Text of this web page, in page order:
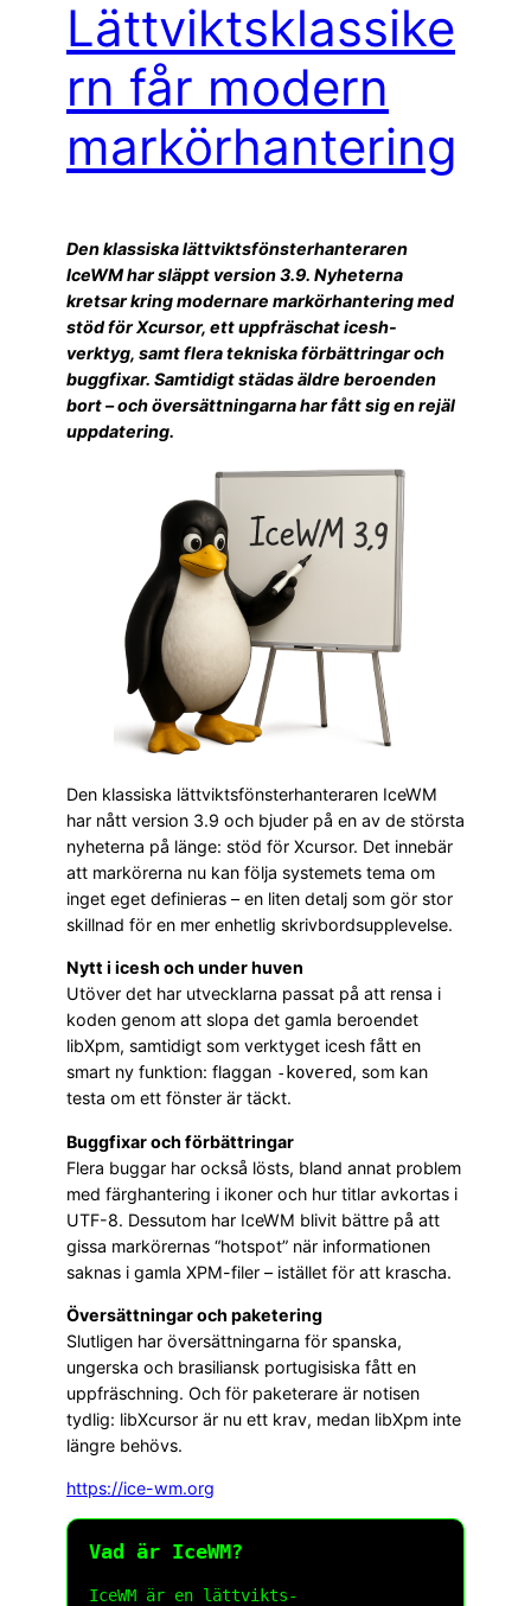
Lättviktsklassike
rn får modern
markörhantering
Den klassiska lättviktsfönsterhanteraren
IceWM har släppt version 3.9. Nyheterna
kretsar kring modernare markörhantering med
stöd för Xcursor, ett uppfräschat icesh-
verktyg, samt flera tekniska förbättringar och
buggfixar. Samtidigt städas äldre beroenden
bort – och översättningarna har fått sig en rejäl
uppdatering.
Den klassiska lättviktsfönsterhanteraren IceWM
har nått version 3.9 och bjuder på en av de största
nyheterna på länge: stöd för Xcursor. Det innebär
att markörerna nu kan följa systemets tema om
inget eget definieras – en liten detalj som gör stor
skillnad för en mer enhetlig skrivbordsupplevelse.
Nytt i icesh och under huven
Utöver det har utvecklarna passat på att rensa i
koden genom att slopa det gamla beroendet
libXpm, samtidigt som verktyget icesh fått en
smart ny funktion: flaggan -kovered, som kan
testa om ett fönster är täckt.
Buggfixar och förbättringar
Flera buggar har också lösts, bland annat problem
med färghantering i ikoner och hur titlar avkortas i
UTF-8. Dessutom har IceWM blivit bättre på att
gissa markörernas “hotspot” när informationen
saknas i gamla XPM-filer – istället för att krascha.
Översättningar och paketering
Slutligen har översättningarna för spanska,
ungerska och brasiliansk portugisiska fått en
uppfräschning. Och för paketerare är notisen
tydlig: libXcursor är nu ett krav, medan libXpm inte
längre behövs.
https://ice-wm.org
Vad är IceWM?
IceWM är en lättvikts-